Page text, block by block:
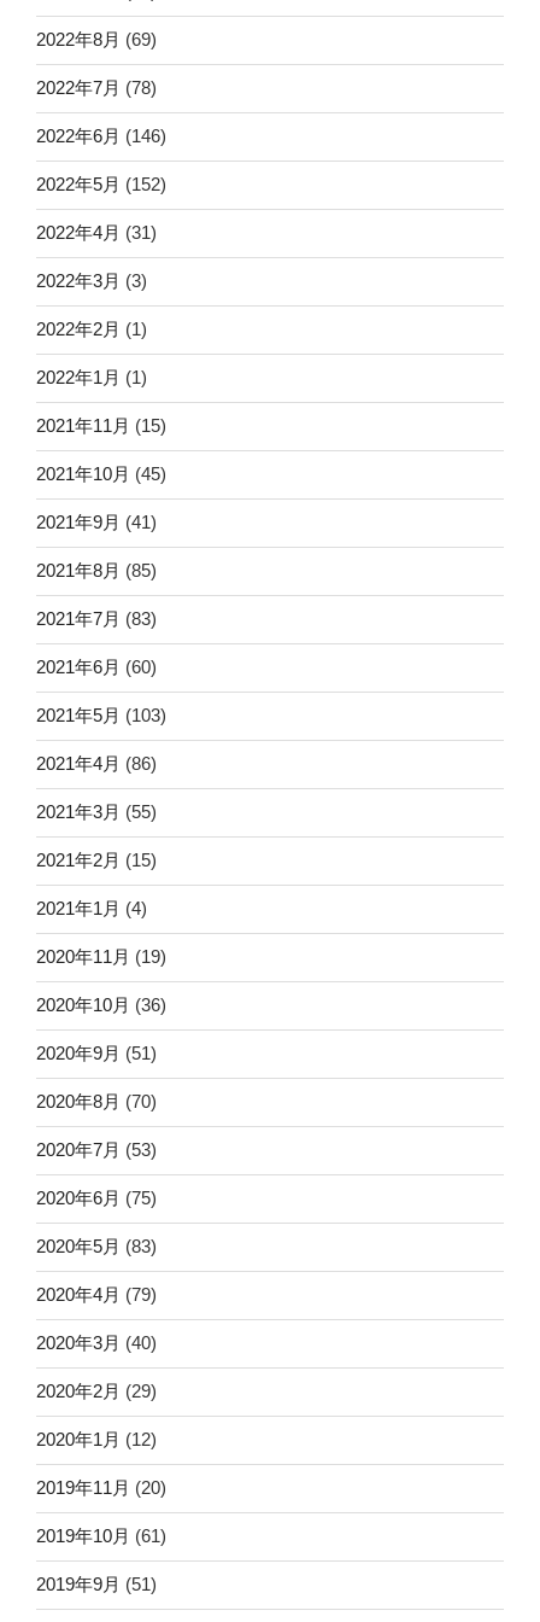
2022年8月 (69)
2022年7月 (78)
2022年6月 (146)
2022年5月 (152)
2022年4月 (31)
2022年3月 (3)
2022年2月 (1)
2022年1月 (1)
2021年11月 (15)
2021年10月 (45)
2021年9月 (41)
2021年8月 (85)
2021年7月 (83)
2021年6月 (60)
2021年5月 (103)
2021年4月 (86)
2021年3月 (55)
2021年2月 (15)
2021年1月 (4)
2020年11月 (19)
2020年10月 (36)
2020年9月 (51)
2020年8月 (70)
2020年7月 (53)
2020年6月 (75)
2020年5月 (83)
2020年4月 (79)
2020年3月 (40)
2020年2月 (29)
2020年1月 (12)
2019年11月 (20)
2019年10月 (61)
2019年9月 (51)